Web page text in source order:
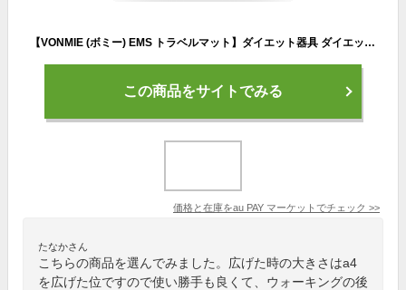
【VONMIE (ボミー) EMS トラベルマット】ダイエット器具 ダイエット 美脚 下半身 太もも EMSマシン 筋トレ レディース 美脚トレーニング
この商品をサイトでみる
価格と在庫をau PAY マーケット でチェック >>
たなかさん
こちらの商品を選んでみました。広げた時の大きさはa4
を広げた位ですので使い勝手も良くて、ウォーキングの後